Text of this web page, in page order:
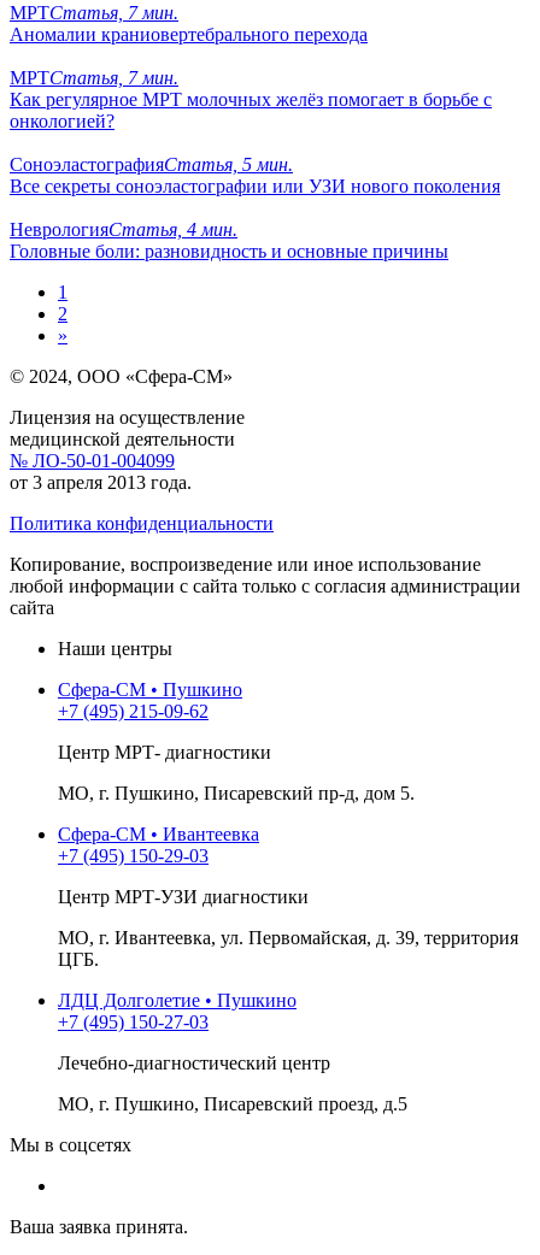
МРТСтатья, 7 мин.
Аномалии краниовертебрального перехода
МРТСтатья, 7 мин.
Как регулярное МРТ молочных желёз помогает в борьбе с
онкологией?
СоноэластографияСтатья, 5 мин.
Все секреты соноэластографии или УЗИ нового поколения
НеврологияСтатья, 4 мин.
Головные боли: разновидность и основные причины
1
2
»
© 2024, ООО «Сфера-СМ»
Лицензия на осуществление
медицинской деятельности
№ ЛО-50-01-004099
от 3 апреля 2013 года.
Политика конфиденциальности
Копирование, воспроизведение или иное использование
любой информации с сайта только с согласия администрации
сайта
Наши центры
Сфера-СМ • Пушкино
+7 (495) 215-09-62
Центр МРТ- диагностики
МО, г. Пушкино, Писаревский пр-д, дом 5.
Сфера-СМ • Ивантеевка
+7 (495) 150-29-03
Центр МРТ-УЗИ диагностики
МО, г. Ивантеевка, ул. Первомайская, д. 39, территория
ЦГБ.
ЛДЦ Долголетие • Пушкино
+7 (495) 150-27-03
Лечебно-диагностический центр
МО, г. Пушкино, Писаревский проезд, д.5
Мы в соцсетях
Ваша заявка принята.